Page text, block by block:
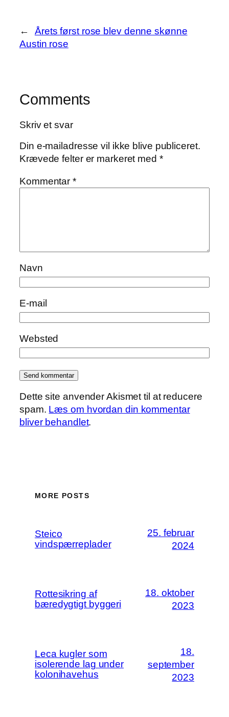
←
Årets først rose blev denne skønne
Austin rose
Comments
Skriv et svar
Din e-mailadresse vil ikke blive publiceret.
Krævede felter er markeret med *
Kommentar*
Navn
E-mail
Websted
Dette site anvender Akismet til at reducere
spam. Læs om hvordan din kommentar
bliver behandlet.
MORE POSTS
Steico
vindspærreplader
25. februar
2024
Rottesikring af
bæredygtigt byggeri
18. oktober
2023
Leca kugler som
isolerende lag under
kolonihavehus
18.
september
2023